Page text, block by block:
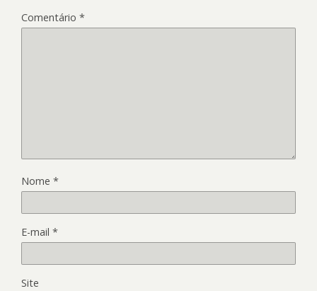
Comentário *
Nome *
E-mail *
Site